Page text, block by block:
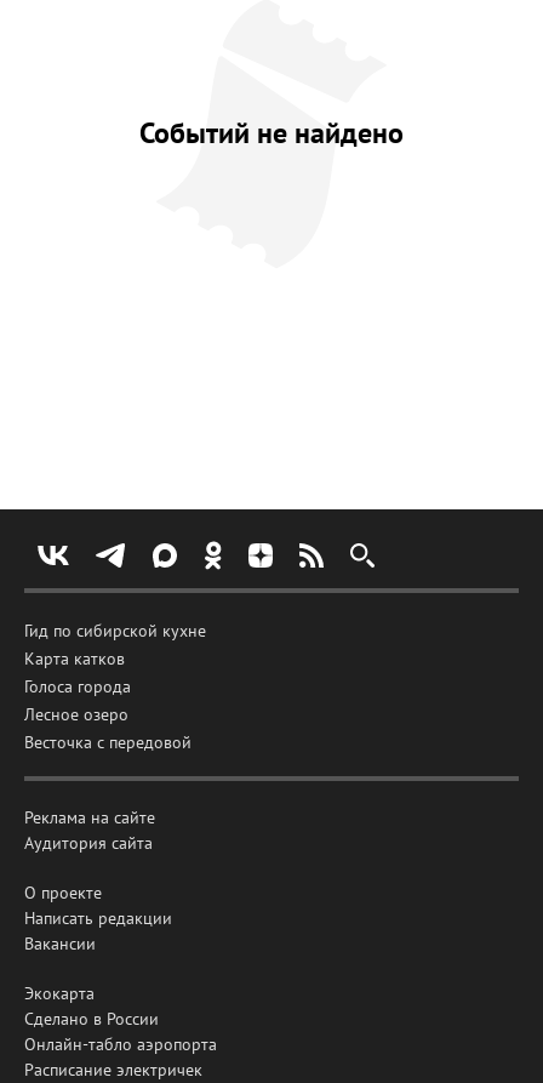
Событий не найдено
Гид по сибирской кухне
Карта катков
Голоса города
Лесное озеро
Весточка с передовой
Реклама на сайте
Аудитория сайта
О проекте
Написать редакции
Вакансии
Экокарта
Сделано в России
Онлайн-табло аэропорта
Расписание электричек